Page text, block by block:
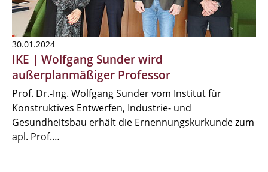
30.01.2024
IKE | Wolfgang Sunder wird
außerplanmäßiger Professor
Prof. Dr.-Ing. Wolfgang Sunder vom Institut für
Konstruktives Entwerfen, Industrie- und
Gesundheitsbau erhält die Ernennungskurkunde zum
apl. Prof.…